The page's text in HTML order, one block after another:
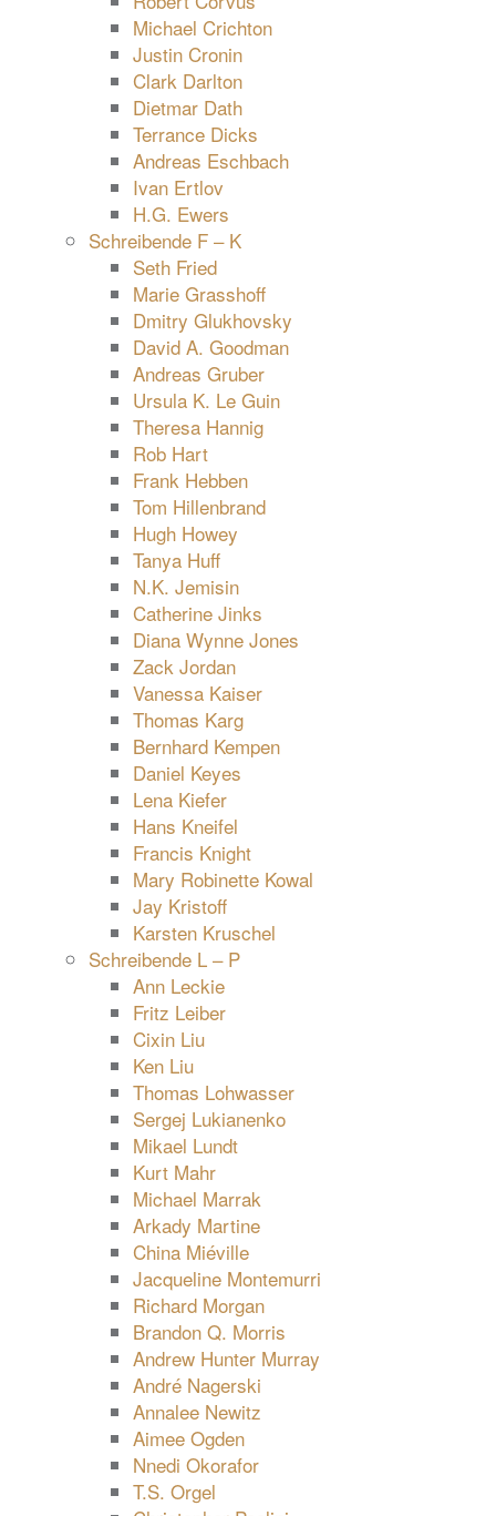
Michael Crichton
Justin Cronin
Clark Darlton
Dietmar Dath
Terrance Dicks
Andreas Eschbach
Ivan Ertlov
H.G. Ewers
Schreibende F – K
Seth Fried
Marie Grasshoff
Dmitry Glukhovsky
David A. Goodman
Andreas Gruber
Ursula K. Le Guin
Theresa Hannig
Rob Hart
Frank Hebben
Tom Hillenbrand
Hugh Howey
Tanya Huff
N.K. Jemisin
Catherine Jinks
Diana Wynne Jones
Zack Jordan
Vanessa Kaiser
Thomas Karg
Bernhard Kempen
Daniel Keyes
Lena Kiefer
Hans Kneifel
Francis Knight
Mary Robinette Kowal
Jay Kristoff
Karsten Kruschel
Schreibende L – P
Ann Leckie
Fritz Leiber
Cixin Liu
Ken Liu
Thomas Lohwasser
Sergej Lukianenko
Mikael Lundt
Kurt Mahr
Michael Marrak
Arkady Martine
China Miéville
Jacqueline Montemurri
Richard Morgan
Brandon Q. Morris
Andrew Hunter Murray
André Nagerski
Annalee Newitz
Aimee Ogden
Nnedi Okorafor
T.S. Orgel